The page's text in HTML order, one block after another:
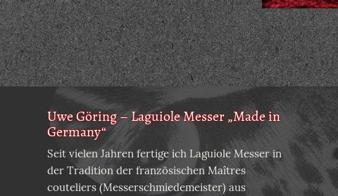
Uwe Göring – Laguiole Messer „Made in
Germany“
Seit vielen Jahren fertige ich Laguiole Messer in
der Tradition der französischen Maîtres
couteliers (Messerschmiedemeister) aus